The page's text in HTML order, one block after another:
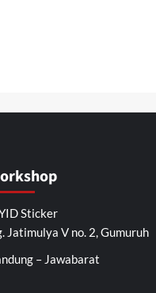
Sticker
Jatimulya V no. 2, Gumuruh
– Jawabarat